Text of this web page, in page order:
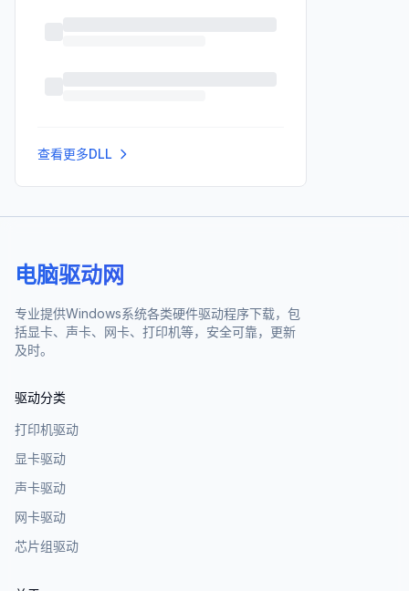
查看更多DLL
电脑驱动网
专业提供Windows系统各类硬件驱动程序下载，包
括显卡、声卡、网卡、打印机等，安全可靠，更新
及时。
驱动分类
打印机驱动
显卡驱动
声卡驱动
网卡驱动
芯片组驱动